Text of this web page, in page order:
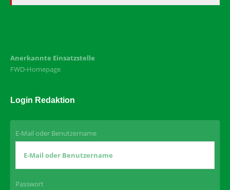
Anerkannte Einsatzstelle
FWD-Homepage
Login Redaktion
E-Mail oder Benutzername
Passwort